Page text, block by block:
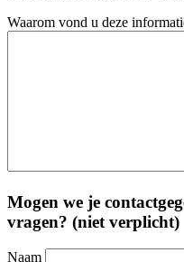
Waarom vond u deze
Mogen we je
vragen? (niet verplicht)
Naam